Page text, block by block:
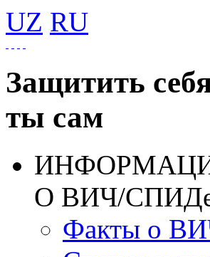
UZ RU
Защитить
ты сам
О ВИЧ/
Факты о